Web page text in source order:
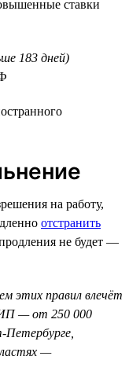
ставки
183 дней)
на работу,
отстранить
не будет —
этих правил влечёт
ИП — от 250 000
Петербурге,
—